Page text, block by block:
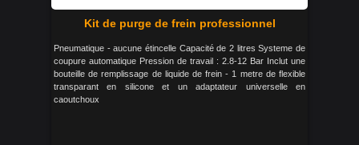
Kit de purge de frein professionnel
Pneumatique - aucune étincelle Capacité de 2 litres Systeme de
coupure automatique Pression de travail : 2.8-12 Bar Inclut une
bouteille de remplissage de liquide de frein - 1 metre de flexible
transparant en silicone et un adaptateur universelle en
caoutchoux